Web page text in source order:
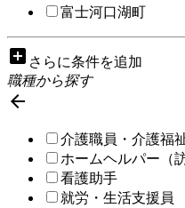
富士河口湖町
add_box さらに条件を追加
職種から探す

介護職員・介護福
ホームヘルパー（
看護助手
就労・生活支援員